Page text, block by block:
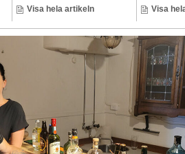
Visa hela artikeln Visa